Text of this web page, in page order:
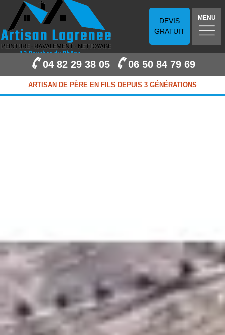
DEVIS
GRATUIT
MENU
04 82 29 38 05 06 50 84 79 69
ARTISAN DE PÈRE EN FILS DEPUIS 3 GÉNÉRATIONS